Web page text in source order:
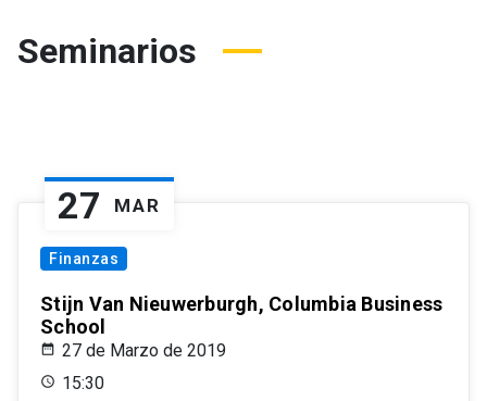
Seminarios
27 MAR
Finanzas
Stijn Van Nieuwerburgh, Columbia Business
School
27 de Marzo de 2019
15:30